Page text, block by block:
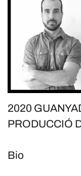
2020
PRODUCCIÓ
Bio